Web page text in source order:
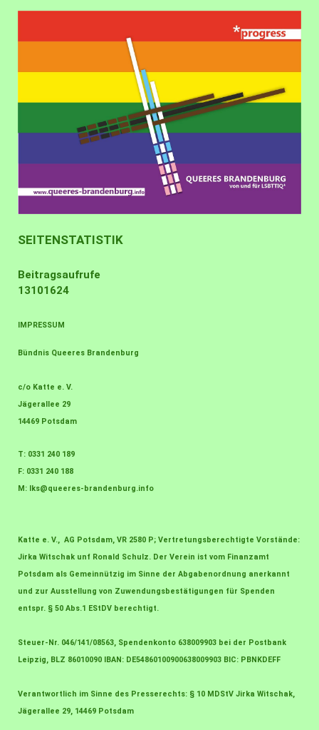
SEITENSTATISTIK
Beitragsaufrufe
13101624
IMPRESSUM
Bündnis Queeres Brandenburg
c/o Katte e. V.
Jägerallee 29
14469 Potsdam
T: 0331 240 189
F: 0331 240 188
M:
lks@queeres-brandenburg.info
Katte e. V., AG Potsdam, VR 2580 P; Vertretungsberechtigte Vorstände:
Jirka Witschak unf Ronald Schulz. Der Verein ist vom Finanzamt
Potsdam als Gemeinnützig im Sinne der Abgabenordnung anerkannt
und zur Ausstellung von Zuwendungsbestätigungen für Spenden
entspr. § 50 Abs.1 EStDV berechtigt.
Steuer-Nr. 046/141/08563, Spendenkonto 638009903 bei der Postbank
Leipzig, BLZ 86010090 IBAN: DE54860100900638009903 BIC: PBNKDEFF
Verantwortlich im Sinne des Presserechts: § 10 MDStV Jirka Witschak,
Jägerallee 29, 14469 Potsdam